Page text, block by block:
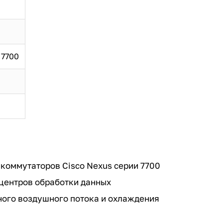
Cisco Nexus серии 7700
обработки данных
воздушного потока и охлаждения